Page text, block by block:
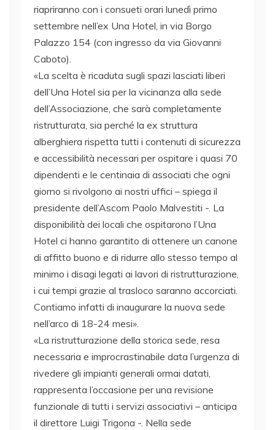
riapriranno con i consueti orari lunedì primo
settembre nell’ex Una Hotel, in via Borgo
Palazzo 154 (con ingresso da via Giovanni
Caboto).
«La scelta è ricaduta sugli spazi lasciati liberi
dell’Una Hotel sia per la vicinanza alla sede
dell’Associazione, che sarà completamente
ristrutturata, sia perché la ex struttura
alberghiera rispetta tutti i contenuti di sicurezza
e accessibilità necessari per ospitare i quasi 70
dipendenti e le centinaia di associati che ogni
giorno si rivolgono ai nostri uffici – spiega il
presidente dell’Ascom Paolo Malvestiti -. La
disponibilità dei locali che ospitarono l’Una
Hotel ci hanno garantito di ottenere un canone
di affitto buono e di ridurre allo stesso tempo al
minimo i disagi legati ai lavori di ristrutturazione,
i cui tempi grazie al trasloco saranno accorciati.
Contiamo infatti di inaugurare la nuova sede
nell’arco di 18-24 mesi».
«La ristrutturazione della storica sede, resa
necessaria e improcrastinabile data l’urgenza di
rivedere gli impianti generali ormai datati,
rappresenta l’occasione per una revisione
funzionale di tutti i servizi associativi – anticipa
il direttore Luigi Trigona -. Nella sede